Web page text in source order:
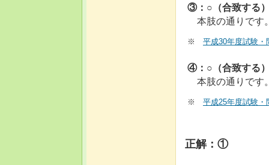
③：○（合致する
本肢の通りです
※ 平成30年度試験・
④：○（合致する
本肢の通りです
※ 平成25年度試験・
正解：①